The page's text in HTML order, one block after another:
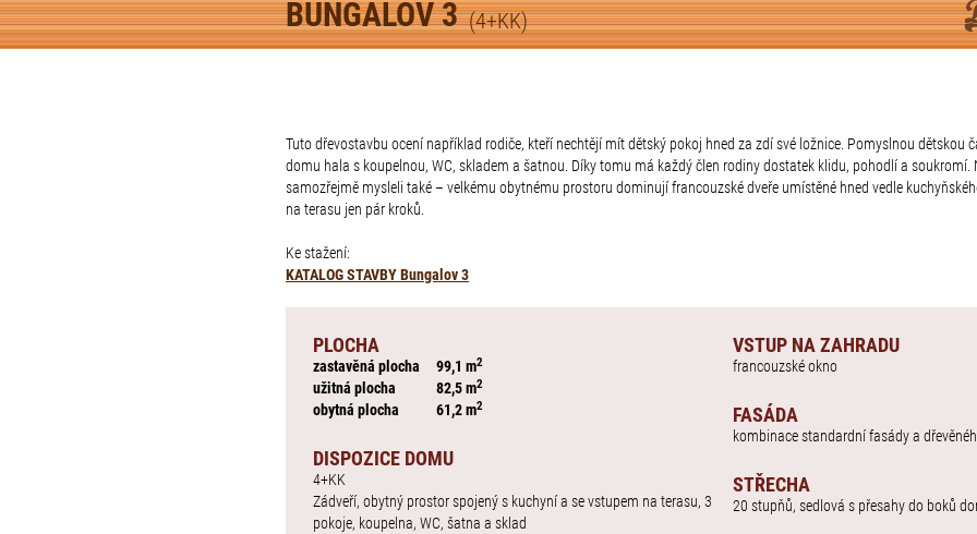
BUNGALOV 3 (4+KK)
Tuto dřevostavbu ocení například rodiče, kteří nechtějí mít dětský pokoj hned za zdí své ložnice. Pomyslnou dětskou
domu hala s koupelnou, WC, skladem a šatnou. Díky tomu má každý člen rodiny dostatek klidu, pohodlí a soukromí.
samozřejmě mysleli také – velkému obytnému prostoru dominují francouzské dveře umístěné hned vedle
na terasu jen pár kroků.
Ke stažení:
KATALOG STAVBY Bungalov 3
PLOCHA
zastavěná plocha 99,1 m2
užitná plocha 82,5 m2
obytná plocha 61,2 m2
DISPOZICE DOMU
4+KK
Zádveří, obytný prostor spojený s kuchyní a se vstupem na terasu, 3
pokoje, koupelna, WC, šatna a sklad
VSTUP NA ZAHRADU
francouzské okno
FASÁDA
kombinace standardní fasády a
STŘECHA
20 stupňů, sedlová s přesahy do boků